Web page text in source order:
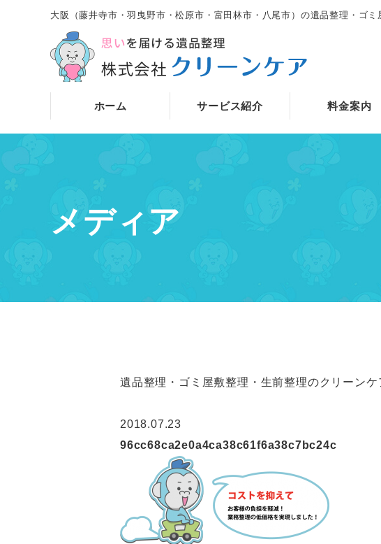
大阪（藤井寺市・羽曳野市・松原市・富田林市・八尾市）の遺品整理・ゴ
ホーム サービス紹介 料金案内
メディア
遺品整理・ゴミ屋敷整理・生前整理のクリーンケ
2018.07.23
96cc68ca2e0a4ca38c61f6a38c7bc24c